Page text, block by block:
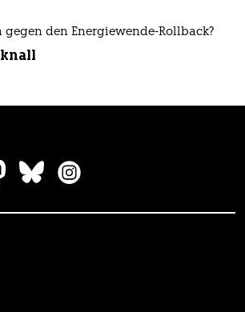
gegen den Energiewende-Rollback?